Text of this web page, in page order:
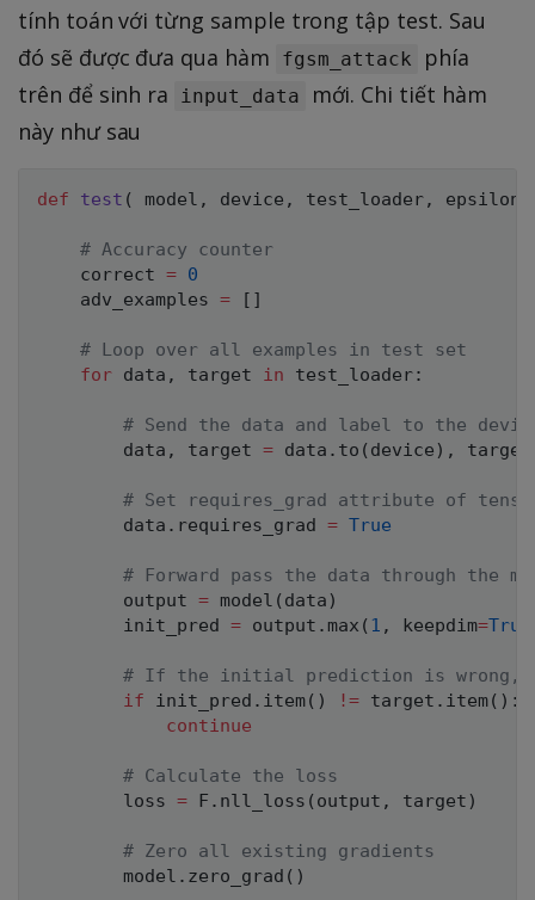
x
},
y
tính toán với từng sample trong tập test. Sau
đó sẽ được đưa qua hàm
fgsm_attack
phía
trên để sinh ra
input_data
mới. Chi tiết hàm
này như sau
def test ( model , device , test_loader, epsilon
# Accuracy counter
    correct
= 0
    adv_examples
= [ ]
# Loop over all examples in test set
for data , target in test_loader:
# Send the data and label to the
        data
, target = data . to ( device ) , target
# Set requires_grad attribute of
        data
. requires_grad = True
# Forward pass the data through the
        output
= model ( data )
        init_pred
= output . max ( 1 , keepdim=True
# If the initial prediction is wrong,
if init_pred . item( ) != target . item( ) :
continue
# Calculate the loss
        loss
= F . nll_loss ( output , target )
# Zero all existing gradients
        model
. zero_grad ( )